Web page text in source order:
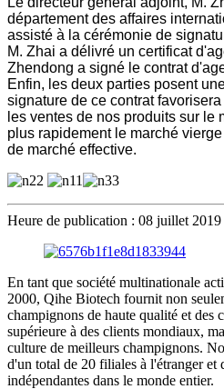
département des affaires
assisté à la cérémonie de
M. Zhai a délivré un certificat
Zhendong a signé le contrat
Enfin, les deux parties posent
signature de ce contrat
les ventes de nos produits sur le
plus rapidement le marché
de marché effective.
Heure de publication : 08 juillet 2019
En tant que société multinationale
2000, Qihe Biotech fournit non
champignons de haute qualité et des
supérieure à des clients mondiaux,
culture de meilleurs champignons.
d'un total de 20 filiales à l'étranger et
indépendantes dans le monde entier.